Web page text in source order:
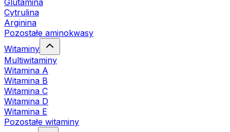
Glutamina
Cytrulina
Arginina
Pozostałe aminokwasy
Witaminy
Multiwitaminy
Witamina A
Witamina B
Witamina C
Witamina D
Witamina E
Pozostałe witaminy